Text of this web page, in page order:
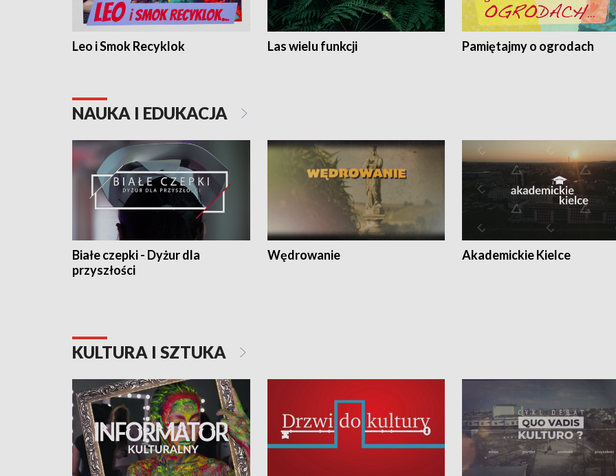
Leo i Smok Recyklok Las wielu funkcji Pamiętajmy o ogrodach
NAUKA I EDUKACJA
Białe czepki - Dyżur dla
przyszłości
Wędrowanie Akademickie Kielce
KULTURA I SZTUKA